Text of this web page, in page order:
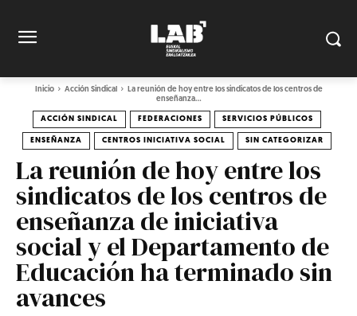
Inicio Acción Sindical
La reunión de hoy entre los sindicatos de los centros de
enseñanza...
ACCIÓN SINDICAL FEDERACIONES SERVICIOS PÚBLICOS
ENSEÑANZA CENTROS INICIATIVA SOCIAL SIN CATEGORIZAR
La reunión de hoy entre los
sindicatos de los centros de
enseñanza de iniciativa
social y el Departamento de
Educación ha terminado sin
avances